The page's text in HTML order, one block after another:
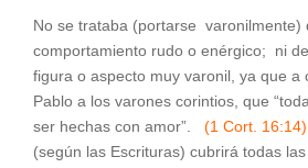
No se trataba (portarse varonilmente)
comportamiento rudo o enérgico; ni
figura o aspecto muy varonil, ya que a
Pablo a los varones corintios, que
ser hechas con amor”. (1 Cort. 16:14)
(según las Escrituras) cubrirá todas